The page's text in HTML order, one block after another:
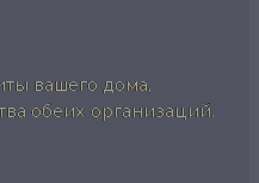
вашего дома,
обеих организаций.